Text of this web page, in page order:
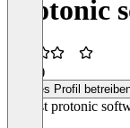
protonic
(1)
Dieses Profil
Was ist protonic